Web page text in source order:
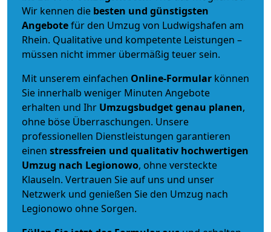
Wir kennen die besten und günstigsten
Angebotefür den Umzug von Ludwigshafen am
Rhein. Qualitative und kompetente Leistungen –
müssen nicht immer übermäßig teuer sein.
Mit unserem einfachen Online-Formular können
Sie innerhalb weniger Minuten Angebote
erhalten und Ihr Umzugsbudgetgenau planen,
ohne böse Überraschungen. Unsere
professionellen Dienstleistungen garantieren
einen stressfreien und qualitativ hochwertigen
Umzug nach Legionowo, ohne versteckte
Klauseln. Vertrauen Sie auf uns und unser
Netzwerk und genießen Sie den Umzug nach
Legionowo ohne Sorgen.